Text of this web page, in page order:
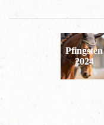
Pfingsten
2024